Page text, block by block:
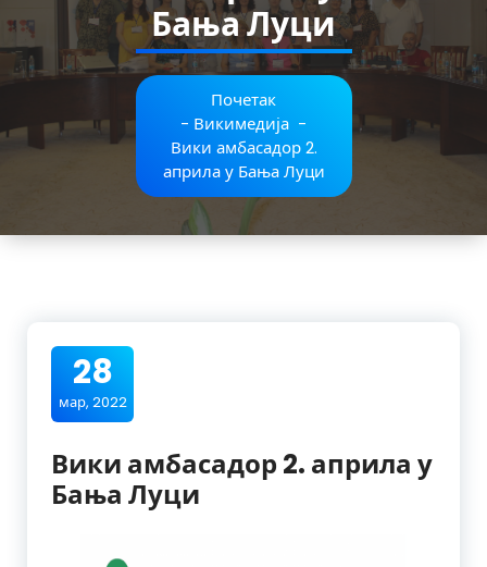
Бања Луци
Почетак
- Викимедија -
Вики амбасадор 2.
априла у Бања Луци
28
мар, 2022
Вики амбасадор 2. априла у
Бања Луци